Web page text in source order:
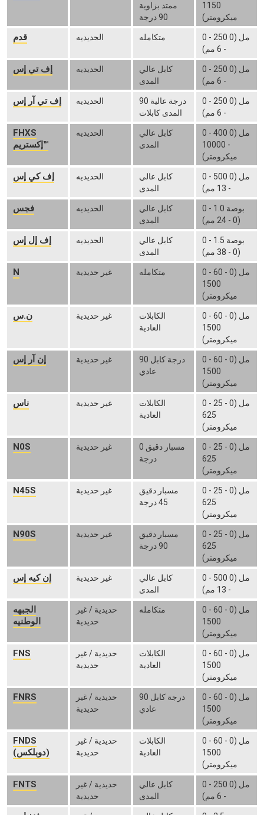
ممتد بزاوية
90 درجة
1150
ميكرومتر)
قدم الحديديه متكامله
0 - 250 مل (0
- 6 مم)
إف تي إس الحديديه
كابل عالي
المدى
0 - 250 مل (0
- 6 مم)
إف تي آر إس الحديديه
90 درجة عالية
المدى كابلات
0 - 250 مل (0
- 6 مم)
FHXS
إكستريم™
الحديديه
كابل عالي
المدى
0 - 400 مل (0
- 10000
ميكرومتر)
إف كي إس الحديديه
كابل عالي
المدى
0 - 500 مل (0
- 13 مم)
فجس الحديديه
كابل عالي
المدى
0 - 1.0 بوصة
(0 - 24 مم)
إف إل إس الحديديه
كابل عالي
المدى
0 - 1.5 بوصة
(0 - 38 مم)
N غير حديدية متكامله
0 - 60 مل (0 -
1500
ميكرومتر)
ن.س غير حديدية
الكابلات
العادية
0 - 60 مل (0 -
1500
ميكرومتر)
إن آر إس غير حديدية
90 درجة كابل
عادي
0 - 60 مل (0 -
1500
ميكرومتر)
ناس غير حديدية
الكابلات
العادية
0 - 25 مل (0 -
625
ميكرومتر)
N0S غير حديدية
مسبار دقيق 0
درجة
0 - 25 مل (0 -
625
ميكرومتر)
N45S غير حديدية
مسبار دقيق
45 درجة
0 - 25 مل (0 -
625
ميكرومتر)
N90S غير حديدية
مسبار دقيق
90 درجة
0 - 25 مل (0 -
625
ميكرومتر)
إن كيه إس غير حديدية
كابل عالي
المدى
0 - 500 مل (0
- 13 مم)
الجبهه
الوطنيه
حديدية / غير
حديدية
متكامله
0 - 60 مل (0 -
1500
ميكرومتر)
FNS
حديدية / غير
حديدية
الكابلات
العادية
0 - 60 مل (0 -
1500
ميكرومتر)
FNRS
حديدية / غير
حديدية
90 درجة كابل
عادي
0 - 60 مل (0 -
1500
ميكرومتر)
FNDS
(دوبلكس)
حديدية / غير
حديدية
الكابلات
العادية
0 - 60 مل (0 -
1500
ميكرومتر)
FNTS
حديدية / غير
حديدية
كابل عالي
المدى
0 - 250 مل (0
- 6 مم)